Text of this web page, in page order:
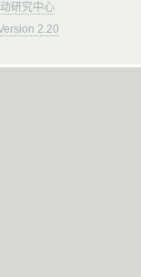
研究中心
2.20